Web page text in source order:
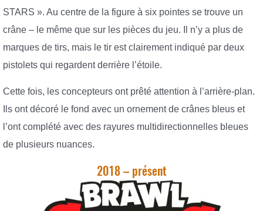
STARS ». Au centre de la figure à six pointes se trouve un
crâne – le même que sur les pièces du jeu. Il n’y a plus de
marques de tirs, mais le tir est clairement indiqué par deux
pistolets qui regardent derrière l’étoile.
Cette fois, les concepteurs ont prêté attention à l’arrière-plan.
Ils ont décoré le fond avec un ornement de crânes bleus et
l’ont complété avec des rayures multidirectionnelles bleues
de plusieurs nuances.
2018 – présent